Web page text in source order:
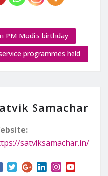
PM Modi's birthday
programmes held
Samachar
satviksamachar.in/